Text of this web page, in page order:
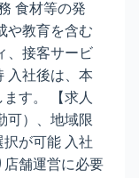
食材等の発
や教育を含む
、接客サービ
入社後は、本
す。 【求人
可）、地域限
が可能 入社
店舗運営に必要